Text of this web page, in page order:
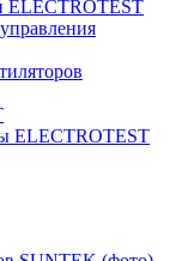
ELECTROTEST
ELECTROTEST